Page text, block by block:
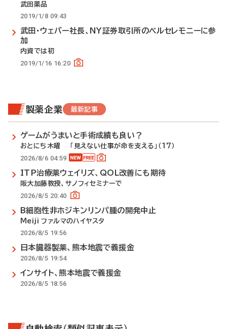
武田薬品
2019/1/8 09:43
武田・ウェバー社長、NY証券取引所のベルセレモニーに参
加
内資では初
2019/1/16 16:20
製薬企業 最新記事
ゲームがうまいと手術成績も良い？
おとにち木曜 「見えない仕事が命を支える」（17）
2026/8/6 04:59
ITP治療薬ウェイリズ、QOL改善にも期待
阪大加藤教授、サノフィセミナーで
2026/8/5 20:40
B細胞性非ホジキンリンパ腫の開発中止
Meiji ファルマのハイヤスタ
2026/8/5 19:56
日本臓器製薬、熊本地震で義援金
2026/8/5 19:54
インサイト、熊本地震で義援金
2026/8/5 18:56